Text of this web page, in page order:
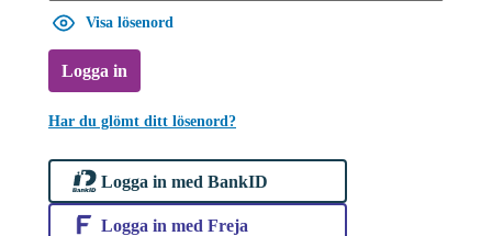
Visa lösenord
Logga in
Har du glömt ditt lösenord?
Logga in med BankID
Logga in med Freja